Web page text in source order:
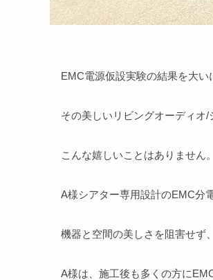
EMC電源仮設実験の結果を大い
その美しいリビングオーディオ
こんな嬉しいことはありません。
A様シアター専用設計のEMC分
機器と空間の美しさを阻害せず
A様は、施工後も多くの方に